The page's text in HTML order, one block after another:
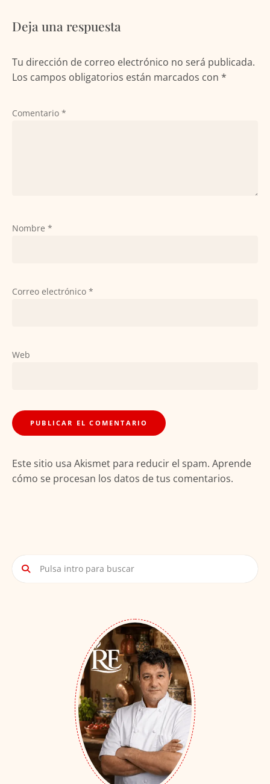
Deja una respuesta
Tu dirección de correo electrónico no será publicada.
Los campos obligatorios están marcados con *
Comentario *
Nombre *
Correo electrónico *
Web
Este sitio usa Akismet para reducir el spam. Aprende
cómo se procesan los datos de tus comentarios.